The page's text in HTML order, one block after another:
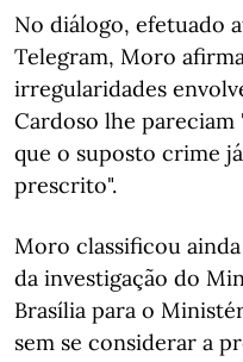
No diálogo, efetuado
Telegram, Moro
irregularidades
Cardoso lhe
que o suposto crime
prescrito".
Moro classificou
da investigação do
Brasília para o
sem se considerar a